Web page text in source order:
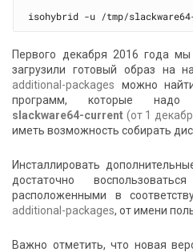
Первого декабря 2016 года
загрузили готовый образ на
additional-packages можно
программ, которые надо
slackware64-current (от 1
иметь возможность собирать
Инсталлировать
достаточно
расположенными в
additional-packages, от имени
Важно отметить, что новая